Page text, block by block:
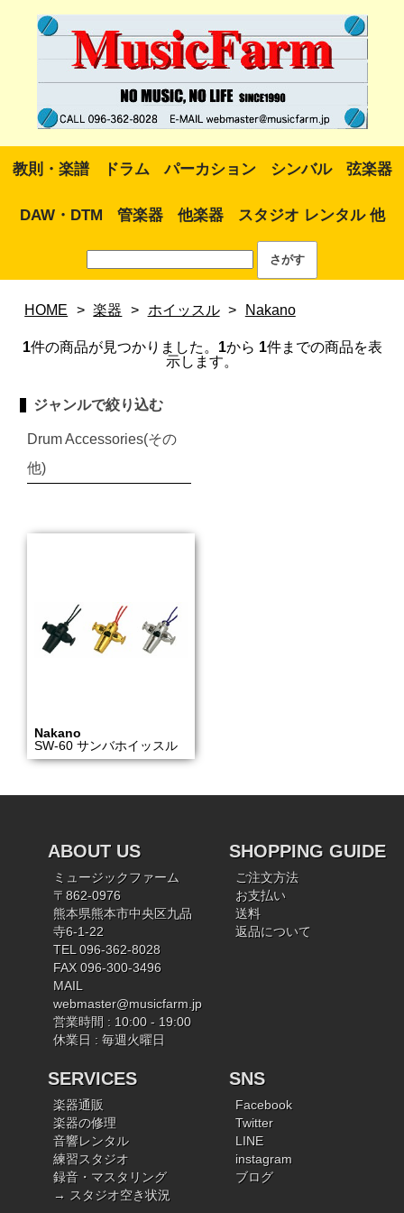
教則・楽譜 ドラム パーカション シンバル 弦楽器
DAW・DTM 管楽器 他楽器 スタジオ レンタル 他
HOME > 楽器 > ホイッスル > Nakano
1件の商品が見つかりました。 1から 1件までの商品を表
示します。
ジャンルで絞り込む
Drum Accessories(その
他)
Nakano
SW-60 サンバホイッスル
ABOUT US
ミュージックファーム
〒862-0976
熊本県熊本市中央区九品
寺6-1-22
TEL 096-362-8028
FAX 096-300-3496
MAIL
webmaster@musicfarm.jp
営業時間 : 10:00 - 19:00
休業日 : 毎週火曜日
SHOPPING GUIDE
ご注文方法
お支払い
送料
返品について
SERVICES
楽器通販
楽器の修理
音響レンタル
練習スタジオ
録音・マスタリング
→ スタジオ空き状況
SNS
Facebook
Twitter
LINE
instagram
ブログ